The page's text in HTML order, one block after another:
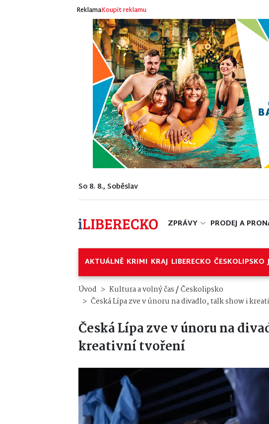
ReklamaKoupit reklamu
So 8. 8., Soběslav
ZPRÁVY PRODEJ A
AKTUÁLNĚ KRIMI KRAJ LIBERECKO ČESKOLIPSKO
Úvod Kultura a volný čas/Českolipsko
Česká Lípa zve v únoru na divadlo, talk show i
Česká Lípa zve v únoru na
kreativní tvoření